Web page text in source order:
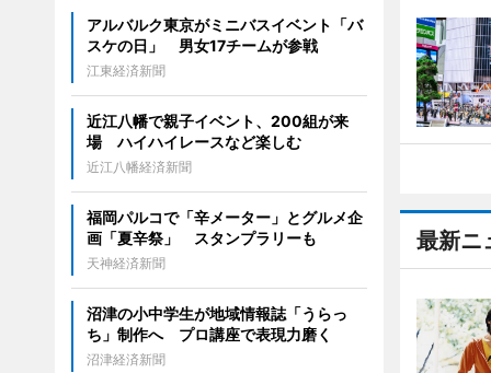
最新ニ
アルバルク東京がミニバスイベント「バ
スケの日」 男女17チームが参戦
江東経済新聞
近江八幡で親子イベント、200組が来
場 ハイハイレースなど楽しむ
近江八幡経済新聞
福岡パルコで「辛メーター」とグルメ企
画「夏辛祭」 スタンプラリーも
天神経済新聞
沼津の小中学生が地域情報誌「うらっ
ち」制作へ プロ講座で表現力磨く
沼津経済新聞